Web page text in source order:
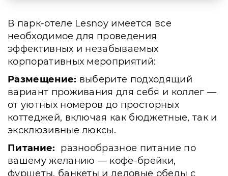
В парк-отеле Lesnoy имеется все
необходимое для проведения
эффективных и незабываемых
корпоративных мероприятий:
Размещение: выберите подходящий
вариант проживания для себя и коллег —
от уютных номеров до просторных
коттеджей, включая как бюджетные, так и
эксклюзивные люксы.
Питание: разнообразное питание по
вашему желанию — кофе-брейки,
фуршеты, банкеты и деловые обеды с